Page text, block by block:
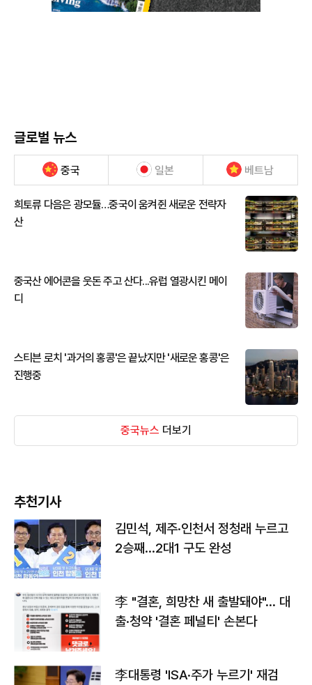
글로벌 뉴스
중국 일본 베트남
희토류 다음은 광모듈…중국이 움켜쥔 새로운 전략자
산
중국산 에어콘을 웃돈 주고 산다...유럽 열광시킨 메이
디
스티븐 로치 '과거의 홍콩'은 끝났지만 '새로운 홍콩'은
진행중
중국뉴스 더보기
추천기사
김민석, 제주·인천서 정청래 누르고
2승째…2대1 구도 완성
李 "결혼, 희망찬 새 출발돼야"… 대
출·청약 '결혼 페널티' 손본다
李대통령 'ISA·주가 누르기' 재검